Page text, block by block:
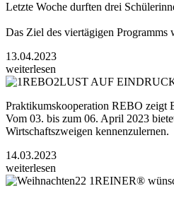
Letzte Woche durften drei
Das Ziel des viertägigen Programms
13.04.2023
weiterlesen
LUST AUF
Praktikumskooperation REBO zeigt
Vom 03. bis zum 06. April 2023
Wirtschaftszweigen kennenzulernen.
14.03.2023
weiterlesen
REINER®